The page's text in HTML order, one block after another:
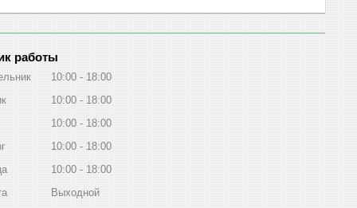
работы
10:00
18:00
10:00
18:00
10:00
18:00
10:00
18:00
10:00
18:00
Выходной